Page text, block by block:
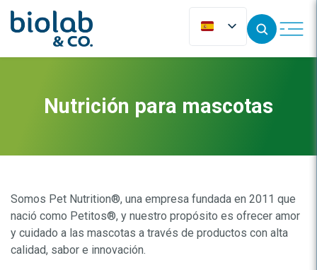
Nutrición para mascotas
Somos Pet Nutrition®, una empresa fundada en 2011 que
nació como Petitos®, y nuestro propósito es ofrecer amor
y cuidado a las mascotas a través de productos con alta
calidad, sabor e innovación.